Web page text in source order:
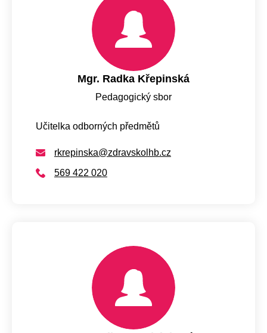
Mgr. Radka Křepinská
Pedagogický sbor
Učitelka odborných předmětů
rkrepinska@zdravskolhb.cz
569 422 020